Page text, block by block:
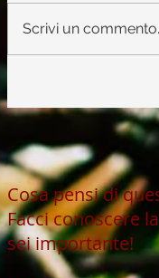
Scrivi un
Cosa pensi di
Facci conoscere
sei importante!